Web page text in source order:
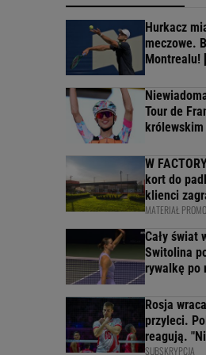
Hurkacz
meczowe.
Montrealu!
Tour de
W
kort do
klienci
MATERIAŁ
Cały świat
Switolina
rywalkę po
Rosja
przyleci.
reagują.
SUBSKRYPCJA